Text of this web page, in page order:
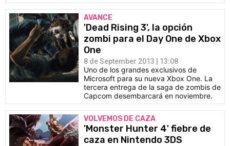
AVANCE
'Dead Rising 3', la opción
zombi para el Day One de Xbox
One
8 de September 2013 | 13:08
Uno de los grandes exclusivos de
Microsoft para su nueva Xbox One. La
tercera entrega de la saga de zombis de
Capcom desembarcará en noviembre.
VOLVEMOS DE CAZA
'Monster Hunter 4' fiebre de
caza en Nintendo 3DS